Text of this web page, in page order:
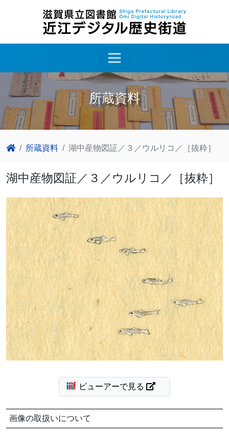
所蔵資料
所蔵資料 湖中産物図証／３／ウルリコ／［抜粋］
湖中産物図証／３／ウルリコ／［抜粋］
ビューアーで見る
画像の取扱いについて